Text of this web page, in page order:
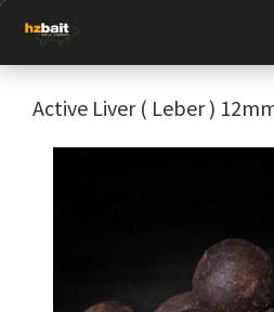
Active Liver ( Leber )